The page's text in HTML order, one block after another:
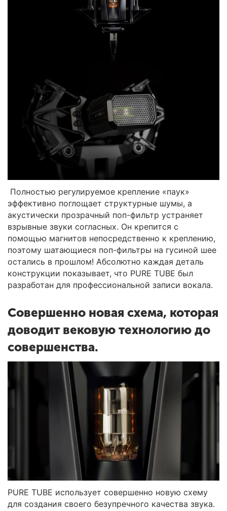
Полностью регулируемое крепление «паук»
эффективно поглощает структурные шумы, а
акустически прозрачный поп-фильтр устраняет
взрывные звуки согласных. Он крепится с
помощью магнитов непосредственно к креплению,
поэтому шатающиеся поп-фильтры на гусиной шее
остались в прошлом! Абсолютно каждая деталь
конструкции показывает, что PURE TUBE был
разработан для профессиональной записи вокала.
Совершенно новая схема, которая
доводит вековую технологию до
совершенства.
PURE TUBE использует совершенно новую схему
для создания своего безупречного качества звука.